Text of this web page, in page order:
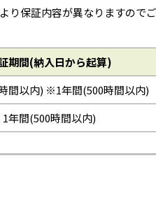
り保証内容が異なりますので
期間(納入日から起算)
間以内) ※1年間(500時間以内)
1年間(500時間以内)